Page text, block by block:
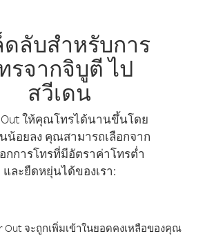
ดลับสำหรับการ
รจากจิบูตี ไป
สวีเดน
Out ให้คุณโทรได้นานขึ้นโดย
นน้อยลง คุณสามารถเลือกจาก
กการโทรที่มีอัตราค่าโทรต่ำ
และยืดหยุ่นได้ของเรา:
Out จะถูกเพิ่มเข้าในยอดคงเหลือของคุณ